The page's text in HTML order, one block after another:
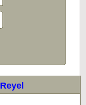
Reyel